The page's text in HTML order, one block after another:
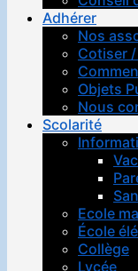
Adhérer
Nos
Cotiser
Objets
Nous
Scolarité
Ecole
École
Collège
Lycée